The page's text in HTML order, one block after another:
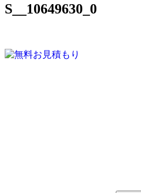
S__10649630_0